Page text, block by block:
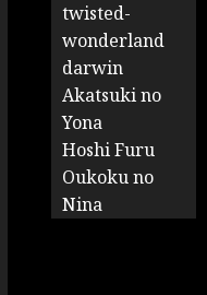
twisted-
wonderland
darwin
Akatsuki no
Yona
Hoshi Furu
Oukoku no
Nina